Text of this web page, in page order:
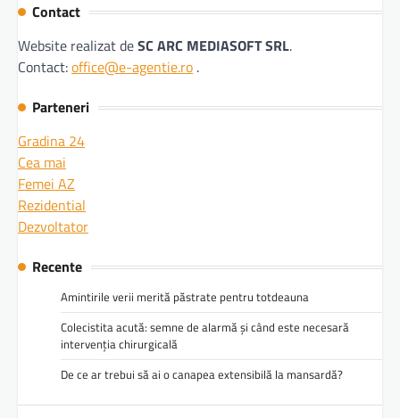
Contact
Website realizat deSC ARC MEDIASOFT SRL.
Contact:office@e-agentie.ro .
Parteneri
Gradina 24
Cea mai
Femei AZ
Rezidential
Dezvoltator
Recente
Amintirile verii merită păstrate pentru totdeauna
Colecistita acută: semne de alarmă și când este necesară
intervenția chirurgicală
De ce ar trebui să ai o canapea extensibilă la mansardă?